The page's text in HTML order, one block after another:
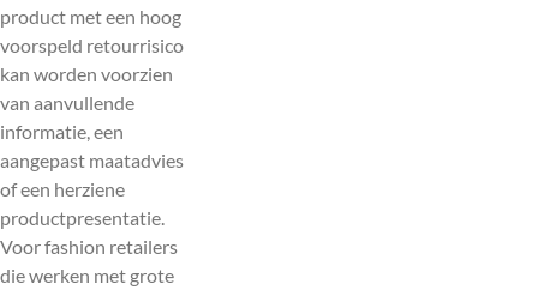
product met een hoog
voorspeld retourrisico
kan worden voorzien
van aanvullende
informatie, een
aangepast maatadvies
of een herziene
productpresentatie.
Voor fashion retailers
die werken met grote